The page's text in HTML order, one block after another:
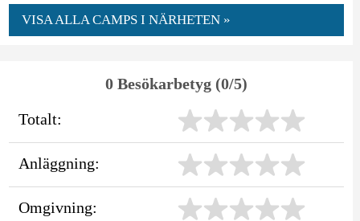
VISA ALLA CAMPS I NÄRHETEN »
0 Besökarbetyg (0/5)
Totalt:
Anläggning:
Omgivning: